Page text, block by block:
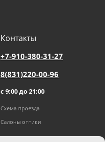
Контакты
+7-910-380-31-27
8(831)220-00-96
с 9:00 до 21:00
Схема проезда
Салоны оптики